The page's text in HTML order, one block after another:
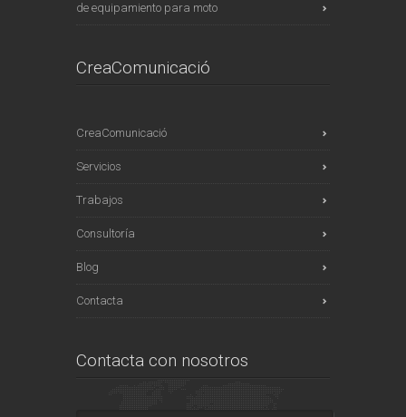
de equipamiento para moto
CreaComunicació
CreaComunicació
Servicios
Trabajos
Consultoría
Blog
Contacta
Contacta con nosotros